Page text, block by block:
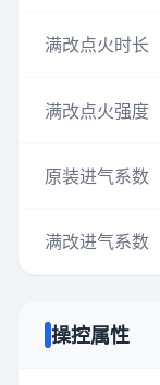
满改点火时长
满改点火强度
原装进气系数
满改进气系数
操控属性